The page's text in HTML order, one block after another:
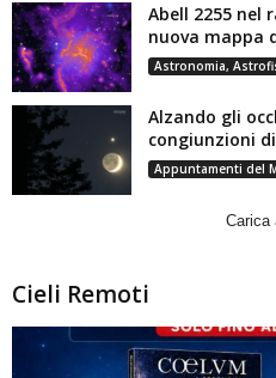
Abell 2255 nel
nuova mappa
Astronomia,
Alzando gli
congiunzioni
Appuntamenti del
Carica
Cieli Remoti